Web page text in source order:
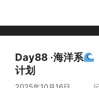
Day88 ·海洋系
计划